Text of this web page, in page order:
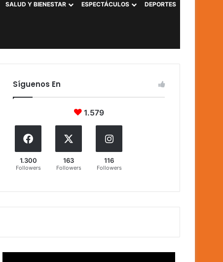
SALUD Y BIENESTAR ESPECTÁCULOS DEPORTES
Síguenos En
1.579
1.300
Followers
163
Followers
116
Followers